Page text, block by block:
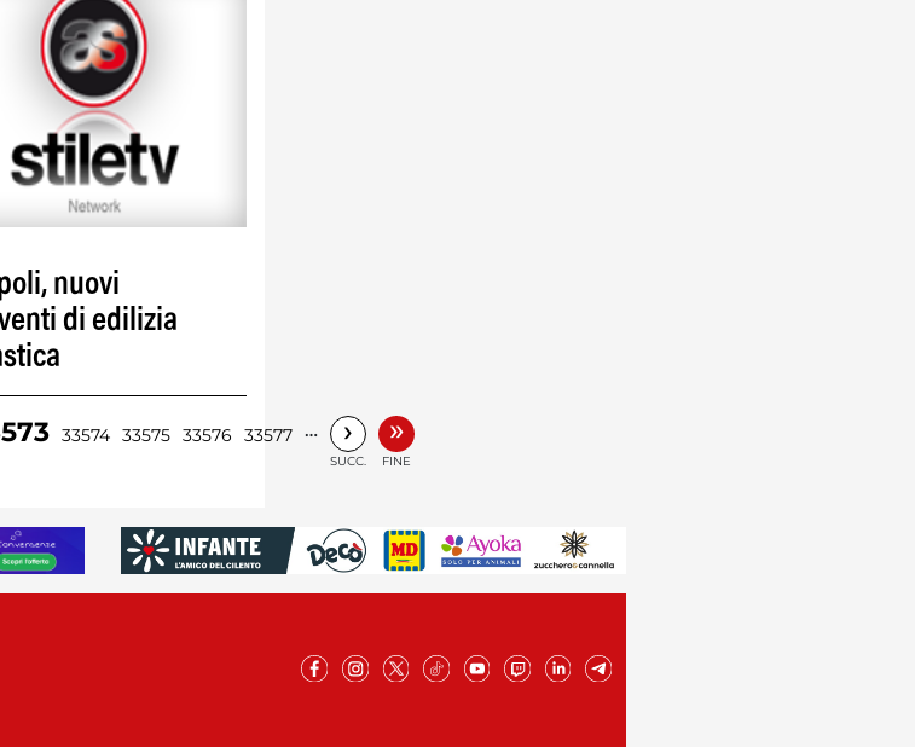
nuovi
di edilizia
33574 33575 33576 33577 … ›
SUCC.
»
FINE